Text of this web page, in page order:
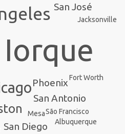
Phoenix
San Antonio
San Diego
San José
Jacksonville
São Francisco
Fort Worth
Albuquerque
Mesa